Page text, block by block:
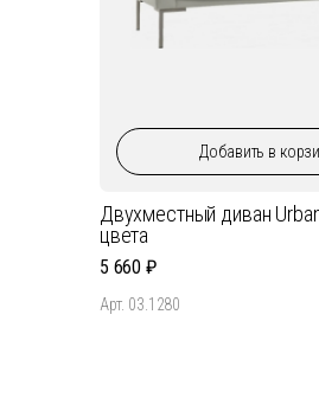
Добавить в
Двухместный диван
цвета
5 660
Арт. 03.1280